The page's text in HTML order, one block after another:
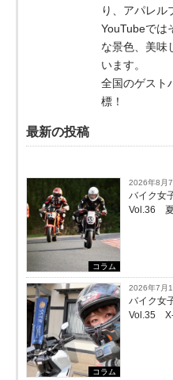
り、アパレル
YouTubeでは
な景色、美味
います。
全国のゲスト
標！
最新の投稿
コラム
2026年8月7
バイク女
Vol.36 夏
コラム
2026年7月
バイク女
Vol.35 X-